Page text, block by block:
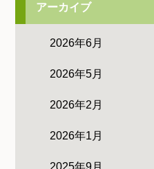
アーカイブ
2026年6月
2026年5月
2026年2月
2026年1月
2025年9月